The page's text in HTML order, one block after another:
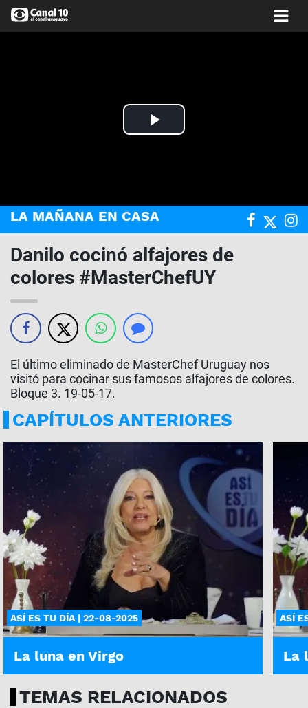
Play
LA MAÑANA EN CASA
Danilo cocinó alfajores de
colores #MasterChefUY
El último eliminado de MasterChef Uruguay nos
visitó para cocinar sus famosos alfajores de colores.
Bloque 3. 19-05-17.
CAPÍTULOS ANTERIORES
ASÍ ES TU DÍA | 22-08-2025
La luna en Virgo
ASÍ
La
TEMAS RELACIONADOS